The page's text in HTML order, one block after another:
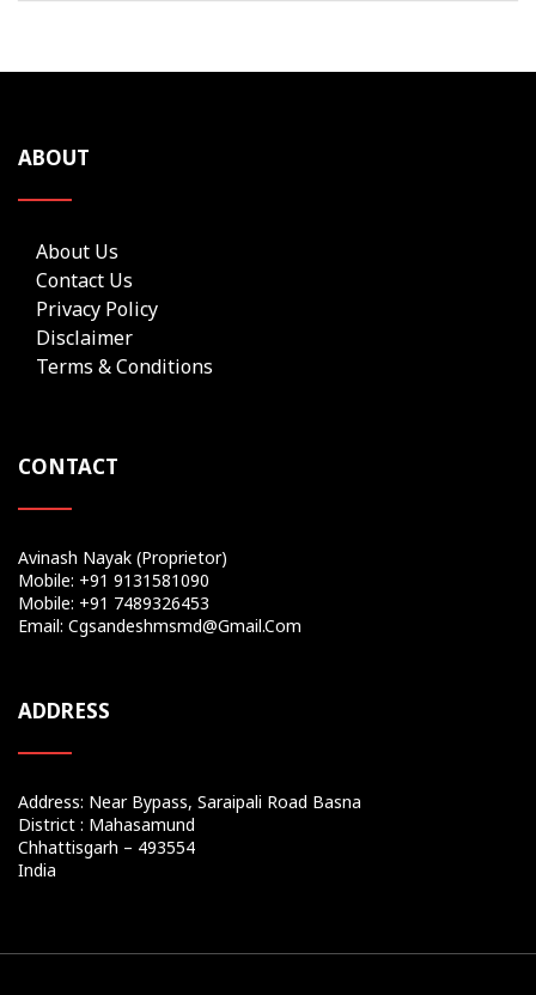
ABOUT
About Us
Contact Us
Privacy Policy
Disclaimer
Terms & Conditions
CONTACT
Avinash Nayak (Proprietor)
Mobile: +91 9131581090
Mobile: +91 7489326453
Email: Cgsandeshmsmd@gmail.com
ADDRESS
Address: Near Bypass, Saraipali Road Basna
District : Mahasamund
Chhattisgarh – 493554
India